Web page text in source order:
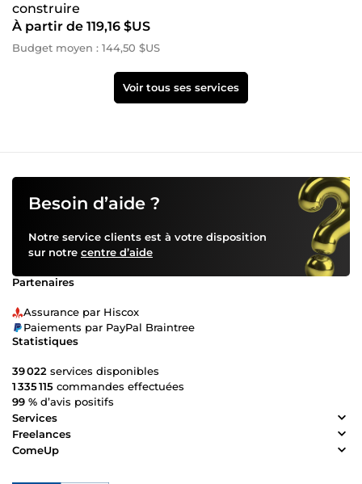
construire
À partir de 119,16 $US
Budget moyen : 144,50 $US
Voir tous ses services
Besoin d’aide ?
Notre service clients est à votre disposition
sur notre centre d’aide
Partenaires
Assurance par Hiscox
Paiements par PayPal Braintree
Statistiques
39 022 services disponibles
1 335 115 commandes effectuées
99 % d’avis positifs
Services
Freelances
ComeUp